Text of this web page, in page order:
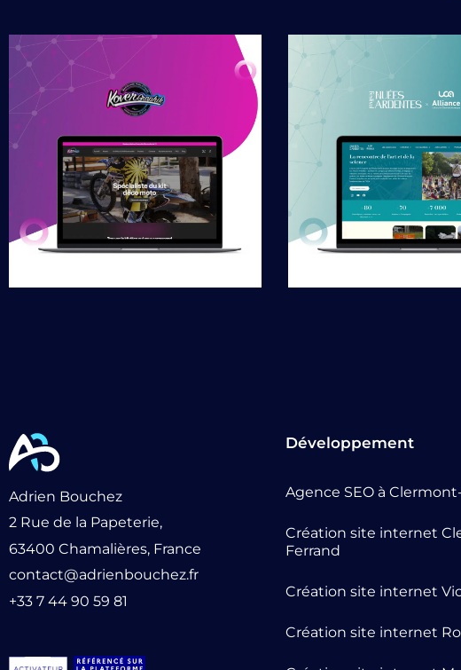
Adrien Bouchez
2 Rue de la Papeterie,
63400 Chamalières, France
contact@adrienbouchez.fr
+33 7 44 90 59 81
Développement
Agence SEO à
Création site internet
Ferrand
Création site internet
Création site internet